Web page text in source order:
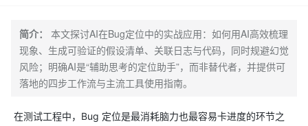
简介：
本文探讨AI在Bug定位中的实战应用：如何用AI高效梳理
现象、生成可验证的假设清单、关联日志与代码，同时规避幻觉
风险；明确AI是“辅助思考的定位助手”，而非替代者，并提供可
落地的四步工作流与主流工具使用指南。
在测试工程中，Bug 定位是最消耗脑力也最容易卡进度的环节之